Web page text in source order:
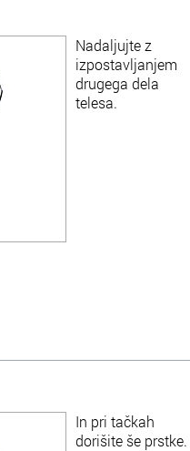
Nadaljujte z
izpostavljanjem
drugega dela
telesa.
In pri tačkah
dorišite še prstke.